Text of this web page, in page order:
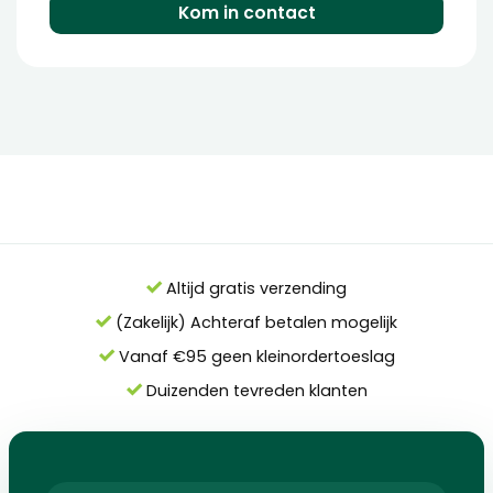
Kom in contact
Altijd gratis verzending
(Zakelijk) Achteraf betalen mogelijk
Vanaf €95 geen kleinordertoeslag
Duizenden tevreden klanten